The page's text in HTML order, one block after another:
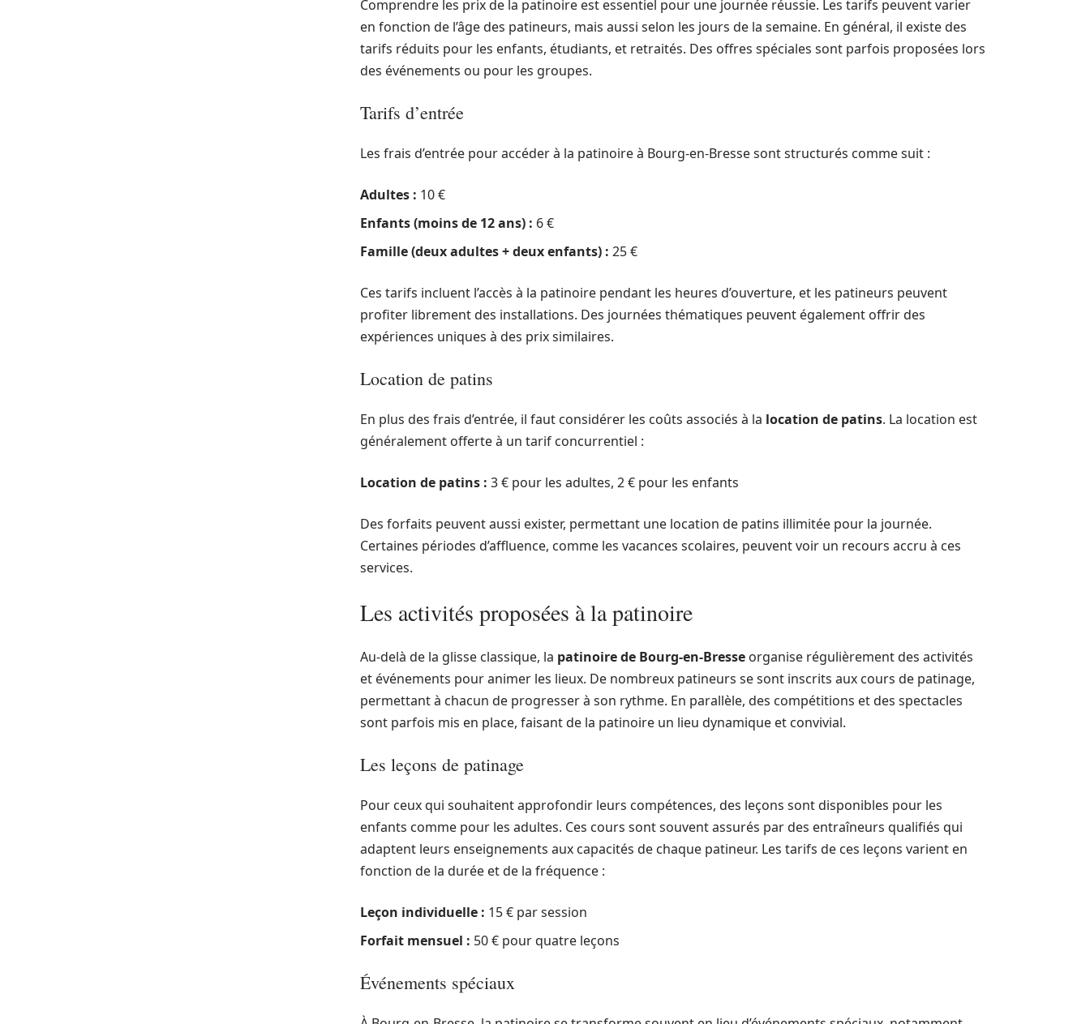
Comprendre les prix de la patinoire est essentiel pour une journée réussie. Les tarifs peuvent varier
en fonction de l’âge des patineurs, mais aussi selon les jours de la semaine. En général, il existe des
tarifs réduits pour les enfants, étudiants, et retraités. Des offres spéciales sont parfois proposées lors
des événements ou pour les groupes.
Tarifs d’entrée
Les frais d’entrée pour accéder à la patinoire à Bourg-en-Bresse sont structurés comme suit :
Adultes : 10 €
Enfants (moins de 12 ans) : 6 €
Famille (deux adultes + deux enfants) : 25 €
Ces tarifs incluent l’accès à la patinoire pendant les heures d’ouverture, et les patineurs peuvent
profiter librement des installations. Des journées thématiques peuvent également offrir des
expériences uniques à des prix similaires.
Location de patins
En plus des frais d’entrée, il faut considérer les coûts associés à la location de patins. La location est
généralement offerte à un tarif concurrentiel :
Location de patins : 3 € pour les adultes, 2 € pour les enfants
Des forfaits peuvent aussi exister, permettant une location de patins illimitée pour la journée.
Certaines périodes d’affluence, comme les vacances scolaires, peuvent voir un recours accru à ces
services.
Les activités proposées à la patinoire
Au-delà de la glisse classique, la patinoire de Bourg-en-Bresse organise régulièrement des activités
et événements pour animer les lieux. De nombreux patineurs se sont inscrits aux cours de patinage,
permettant à chacun de progresser à son rythme. En parallèle, des compétitions et des spectacles
sont parfois mis en place, faisant de la patinoire un lieu dynamique et convivial.
Les leçons de patinage
Pour ceux qui souhaitent approfondir leurs compétences, des leçons sont disponibles pour les
enfants comme pour les adultes. Ces cours sont souvent assurés par des entraîneurs qualifiés qui
adaptent leurs enseignements aux capacités de chaque patineur. Les tarifs de ces leçons varient en
fonction de la durée et de la fréquence :
Leçon individuelle : 15 € par session
Forfait mensuel : 50 € pour quatre leçons
Événements spéciaux